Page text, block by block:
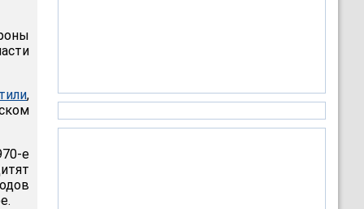
,
е